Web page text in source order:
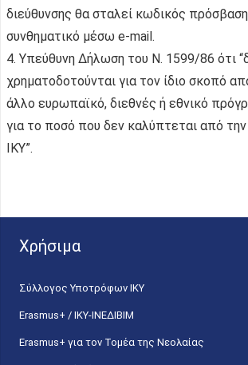
διεύθυνσης θα σταλεί κωδικός
συνθηματικό μέσω e-mail.
4. Υπεύθυνη Δήλωση του Ν. 1599/86 ότι
χρηματοδοτούνται για τον ίδιο σκοπό
άλλο ευρωπαϊκό, διεθνές ή εθνικό
για το ποσό που δεν καλύπτεται από
ΙΚΥ”.
Χρήσιμα
Σύλλογος Υποτρόφων ΙΚΥ
Erasmus+ / ΙΚΥ-ΙΝΕΔΙΒΙΜ
Erasmus+ για τον Τομέα της Νεολαίας